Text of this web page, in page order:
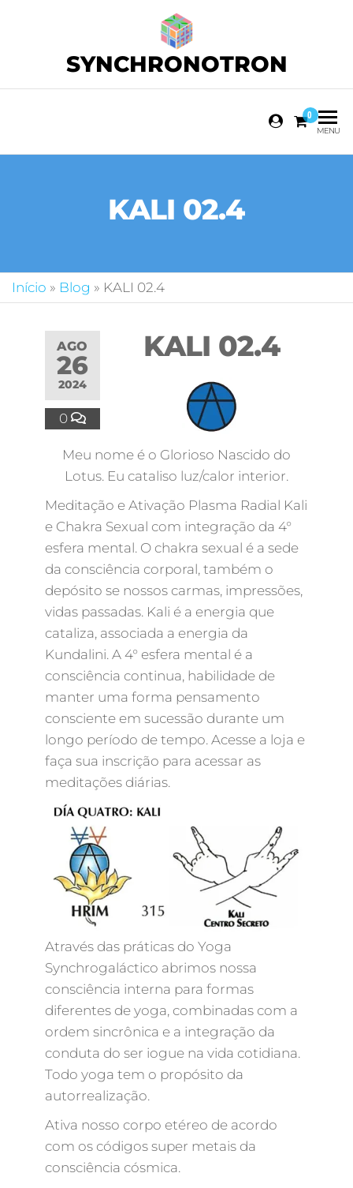
SYNCHRONOTRON
0
MENU
KALI 02.4
Início » Blog » KALI 02.4
AGO
26
2024
0
KALI 02.4
Meu nome é o Glorioso Nascido do
Lotus. Eu cataliso luz/calor interior.
Meditação e Ativação Plasma Radial Kali
e Chakra Sexual com integração da 4°
esfera mental. O chakra sexual é a sede
da consciência corporal, também o
depósito se nossos carmas, impressões,
vidas passadas. Kali é a energia que
cataliza, associada a energia da
Kundalini. A 4° esfera mental é a
consciência continua, habilidade de
manter uma forma pensamento
consciente em sucessão durante um
longo período de tempo. Acesse a loja e
faça sua inscrição para acessar as
meditações diárias.
Através das práticas do Yoga
Synchrogaláctico abrimos nossa
consciência interna para formas
diferentes de yoga, combinadas com a
ordem sincrônica e a integração da
conduta do ser iogue na vida cotidiana.
Todo yoga tem o propósito da
autorrealização.
Ativa nosso corpo etéreo de acordo
com os códigos super metais da
consciência cósmica.